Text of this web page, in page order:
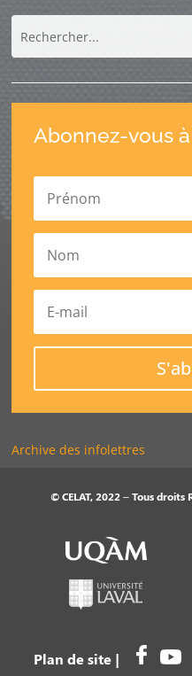
Abonnez-vous
Archive des infolettres
© CELAT, 2022 – Tous
Plan de site|